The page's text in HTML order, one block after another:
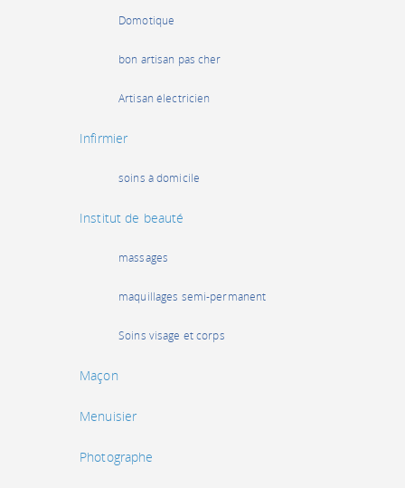
Domotique
bon artisan pas cher
Artisan électricien
Infirmier
soins à domicile
Institut de beauté
massages
maquillages semi-permanent
Soins visage et corps
Maçon
Menuisier
Photographe